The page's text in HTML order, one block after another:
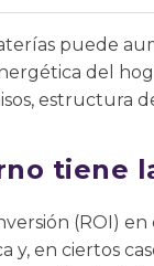
puede
del
estructura
tiene
(ROI)
y, en ciertos